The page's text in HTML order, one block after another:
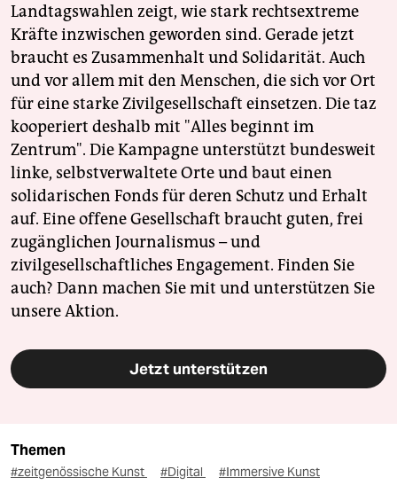
Landtagswahlen zeigt, wie stark rechtsextreme
Kräfte inzwischen geworden sind. Gerade jetzt
braucht es Zusammenhalt und Solidarität. Auch
und vor allem mit den Menschen, die sich vor Ort
für eine starke Zivilgesellschaft einsetzen. Die taz
kooperiert deshalb mit "Alles beginnt im
Zentrum". Die Kampagne unterstützt bundesweit
linke, selbstverwaltete Orte und baut einen
solidarischen Fonds für deren Schutz und Erhalt
auf. Eine offene Gesellschaft braucht guten, frei
zugänglichen Journalismus – und
zivilgesellschaftliches Engagement. Finden Sie
auch? Dann machen Sie mit und unterstützen Sie
unsere Aktion.
Jetzt unterstützen
Themen
#zeitgenössische Kunst #Digital #Immersive Kunst